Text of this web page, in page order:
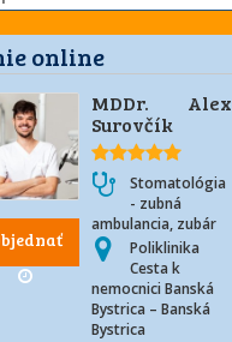
online
MDDr. Alex
Surovčík
Stomatológia
- zubná
ambulancia, zubár
Poliklinika
Cesta k
nemocnici Banská
Bystrica – Banská
Bystrica